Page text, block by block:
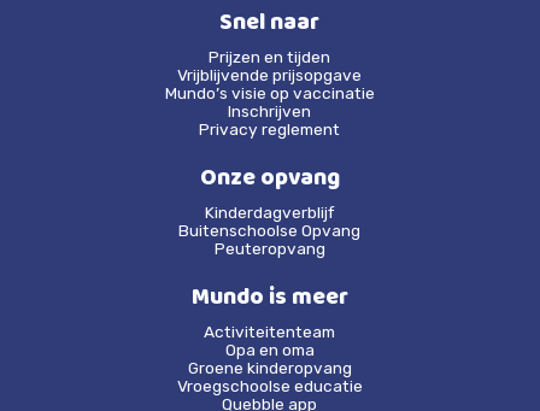
Snel naar
Prijzen en tijden
Vrijblijvende prijsopgave
Mundo’s visie op vaccinatie
Inschrijven
Privacy reglement
Onze opvang
Kinderdagverblijf
Buitenschoolse Opvang
Peuteropvang
Mundo is meer
Activiteitenteam
Opa en oma
Groene kinderopvang
Vroegschoolse educatie
Quebble app